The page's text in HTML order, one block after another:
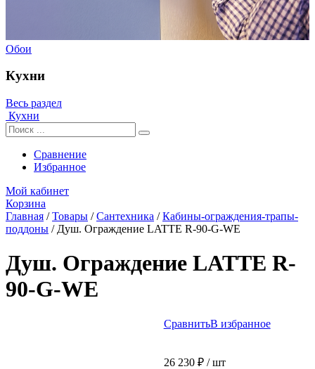
Обои
Кухни
Весь раздел
Кухни
Сравнение
Избранное
Мой кабинет
Корзина
Главная /Товары /Сантехника /Кабины-ограждения-трапы-
поддоны / Душ. Ограждение LATTE R-90-G-WE
Душ. Ограждение LATTE R-
90-G-WE
СравнитьВ избранное
26 230 ₽/ шт